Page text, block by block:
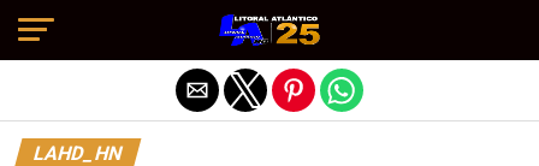
LAHD_HN
Salir de la versión móvil